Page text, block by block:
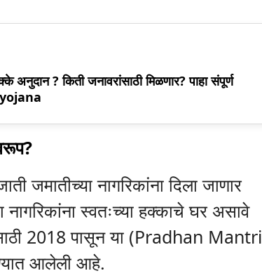
अनुदान ? किती जनावरांसाठी मिळणार? पाहा संपूर्ण
जमातीच्या नागरिकांना दिला जाणार
स्वतःच्या हक्काचे घर असावे
2018 पासून या (Pradhan Mantri
आलेली आहे.